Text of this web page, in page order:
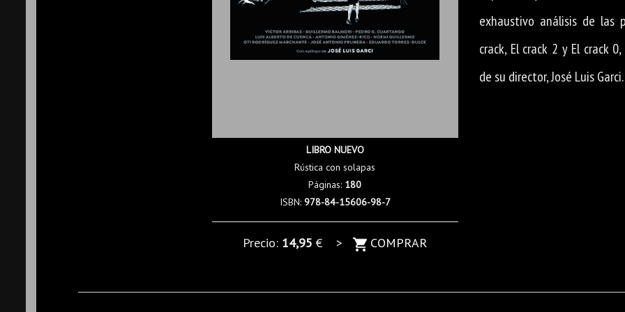
LIBRO NUEVO
Rústica con solapas
Páginas: 180
ISBN: 978-84-15606-98-7
Precio: 14,95 € > COMPRAR
exhaustivo análisis de las
crack, El crack 2 y El crack
de su director, José Luis Garci.